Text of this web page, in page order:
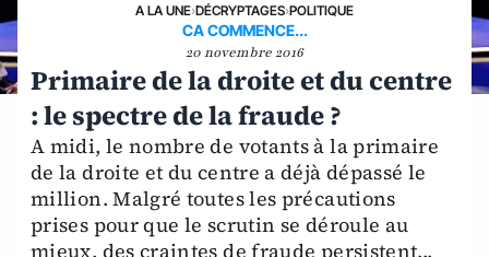
A LA UNE›DÉCRYPTAGES›POLITIQUE
CA COMMENCE...
20 novembre 2016
Primaire de la droite et du centre
: le spectre de la fraude ?
A midi, le nombre de votants à la primaire
de la droite et du centre a déjà dépassé le
million. Malgré toutes les précautions
prises pour que le scrutin se déroule au
mieux, des craintes de fraude persistent...